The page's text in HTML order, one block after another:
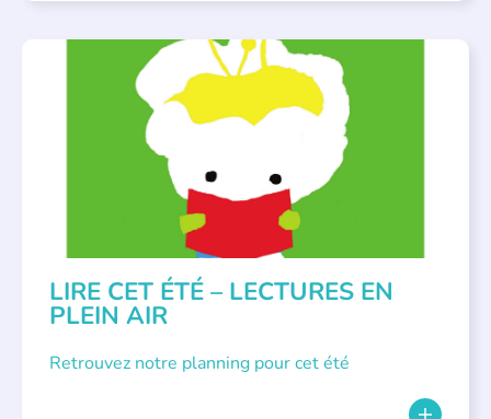
BIBLIOTHÈQUES ÉVÉNEMENTS , LECTURE INDIVIDUALISÉE
LITTÉRATURE JEUNESSE
LIRE CET ÉTÉ – LECTURES EN
PLEIN AIR
Retrouvez notre planning pour cet été